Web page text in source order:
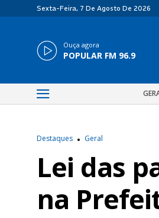
Sexta-Feira, 7 De Agosto De 2026
Ouça agora
POPULAR FM 96.9
Destaques Geral
Lei das
na